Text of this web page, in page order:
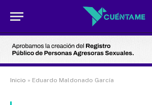
Inicio » Eduardo Maldonado García